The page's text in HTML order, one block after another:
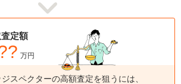
定額
万円
スペクターの高額査定を狙うには、